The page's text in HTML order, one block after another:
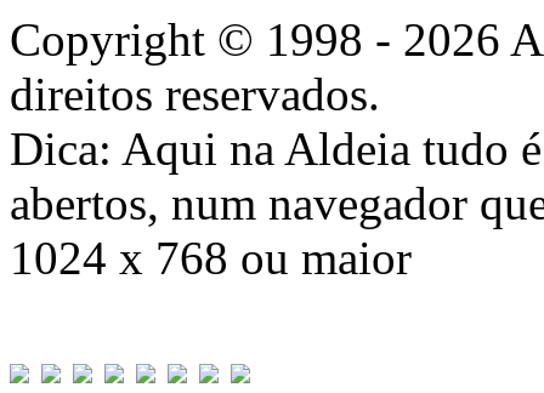
Copyright © 1998 - 2026
direitos reservados.
Dica: Aqui na Aldeia tudo
abertos, num navegador
1024 x 768 ou maior